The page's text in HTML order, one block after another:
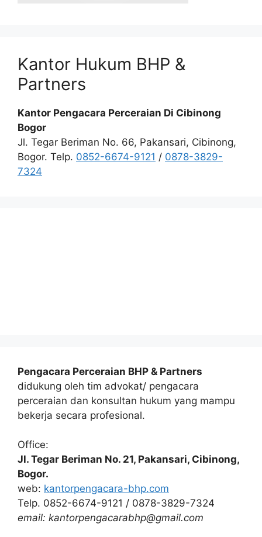
Kantor Hukum BHP &
Partners
Kantor Pengacara Perceraian Di Cibinong
Bogor
Jl. Tegar Beriman No. 66, Pakansari, Cibinong,
Bogor. Telp. 0852-6674-9121 / 0878-3829-
7324
Pengacara Perceraian BHP & Partners
didukung oleh tim advokat/ pengacara
perceraian dan konsultan hukum yang mampu
bekerja secara profesional.
Office:
Jl. Tegar Beriman No. 21, Pakansari, Cibinong,
Bogor.
web: kantorpengacara-bhp.com
Telp. 0852-6674-9121 / 0878-3829-7324
email: kantorpengacarabhp@gmail.com